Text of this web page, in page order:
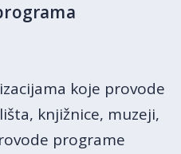
koje provode
knjižnice, muzeji,
programe